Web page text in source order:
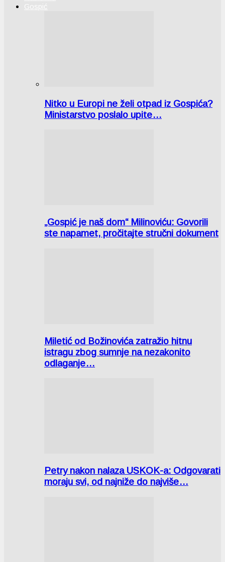
Gospić
Nitko u Europi ne želi otpad iz Gospića?
Ministarstvo poslalo upite…
„Gospić je naš dom“ Milinoviću: Govorili
ste napamet, pročitajte stručni dokument
Miletić od Božinovića zatražio hitnu
istragu zbog sumnje na nezakonito
odlaganje…
Petry nakon nalaza USKOK-a: Odgovarati
moraju svi, od najniže do najviše…